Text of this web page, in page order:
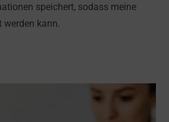
speichert, sodass meine
werden kann.